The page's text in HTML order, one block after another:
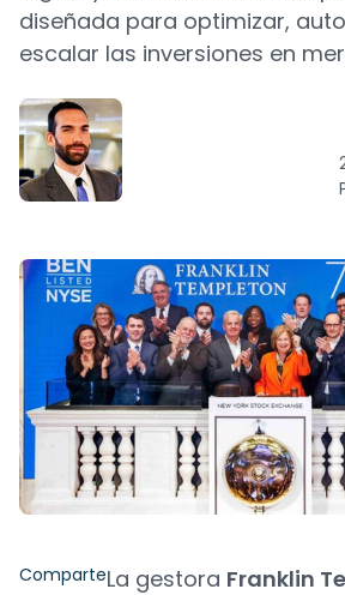
diseñada para optimizar,
escalar las inversiones en
ComparteLa gestora Franklin